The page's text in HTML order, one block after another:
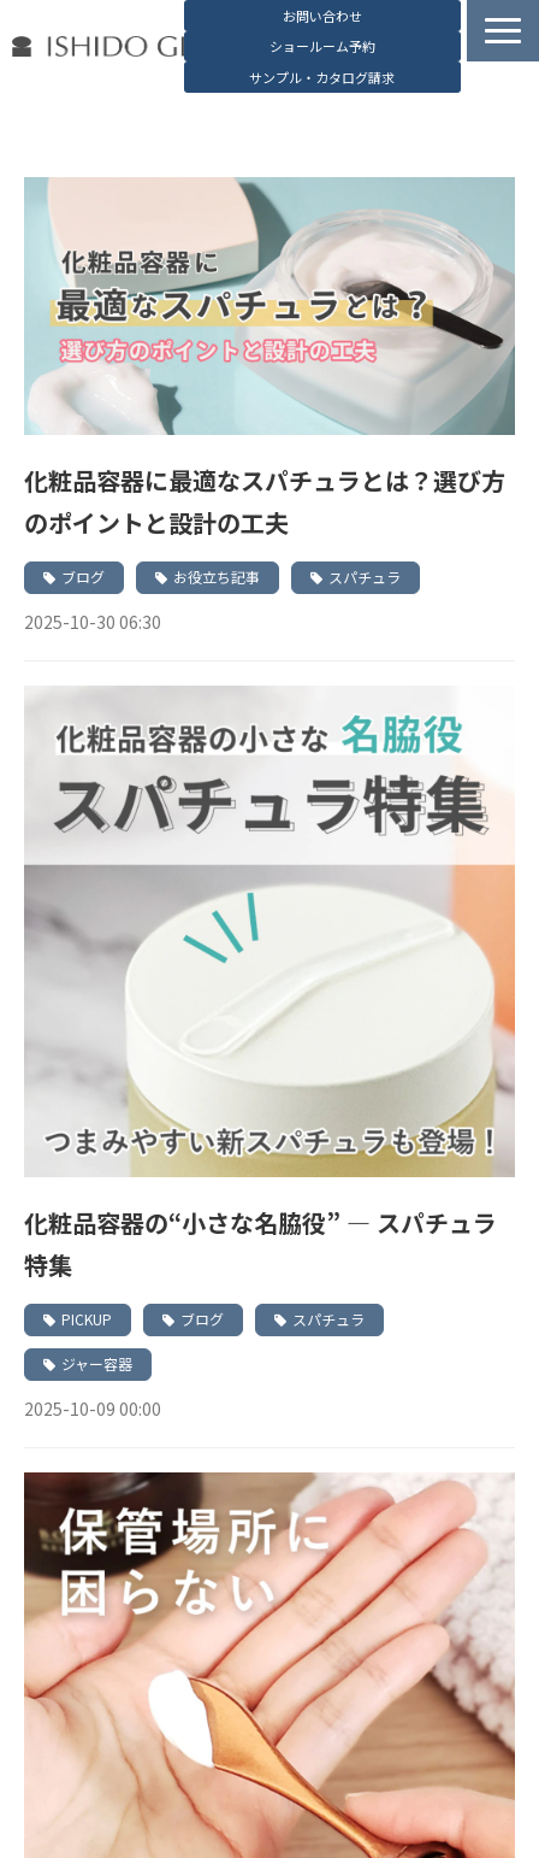
お問い合わせ
ショールーム予約
サンプル・カタログ請求
石堂硝子の特長
石堂硝子が選ばれる理由
お役立ち資料
ブログ
会社概要
化粧品容器に最適なスパチュラとは？選び方
のポイントと設計の工夫
ブログ お役立ち記事 スパチュラ
2025-10-30 06:30
化粧品容器の“小さな名脇役” ― スパチュラ
特集
PICKUP ブログ スパチュラ
ジャー容器
2025-10-09 00:00